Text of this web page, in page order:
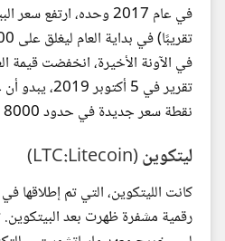
تقريبًا) في بداية العام ليغلق على 19000$ في نهايته!
في الآونة الأخيرة، انخفضت قيمة
تقرير في 5
نقطة سعر جديدة في حدود 8000 إلى 9000$.
ليتكوين (LTC:Litecoin)
رقمية مشفرة ظهرت بعد